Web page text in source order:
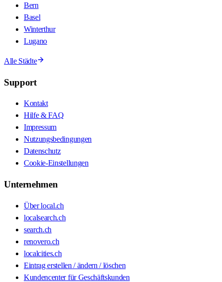
Bern
Basel
Winterthur
Lugano
Alle Städte
Support
Kontakt
Hilfe & FAQ
Impressum
Nutzungsbedingungen
Datenschutz
Cookie-Einstellungen
Unternehmen
Über local.ch
localsearch.ch
search.ch
renovero.ch
localcities.ch
Eintrag erstellen / ändern / löschen
Kundencenter für Geschäftskunden